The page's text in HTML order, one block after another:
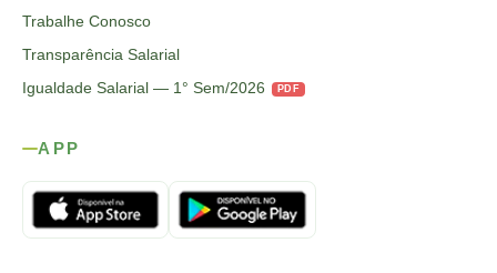
Trabalhe Conosco
Transparência Salarial
Igualdade Salarial — 1° Sem/2026
PDF
APP